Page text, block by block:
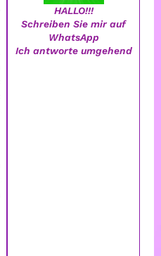
HALLO!!!
Schreiben Sie mir auf
WhatsApp
Ich antworte umgehend